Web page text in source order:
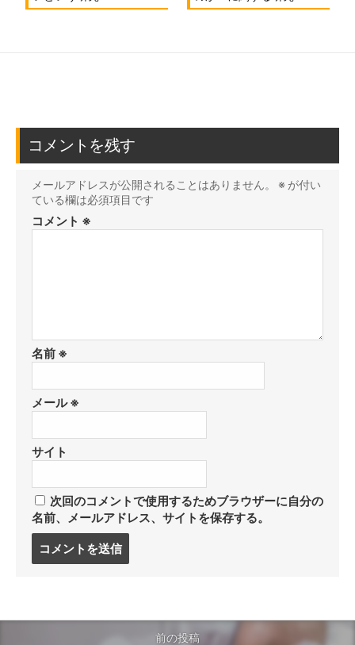
コメントを残す
メールアドレスが公開されることはありません。 ※ が付い
ている欄は必須項目です
コメント ※
名前 ※
メール※
サイト
次回のコメントで使用するためブラウザーに自分の
名前、メールアドレス、サイトを保存する。
る
前の投稿